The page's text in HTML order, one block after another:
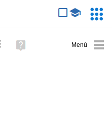
avanzada
Ayuda
(en